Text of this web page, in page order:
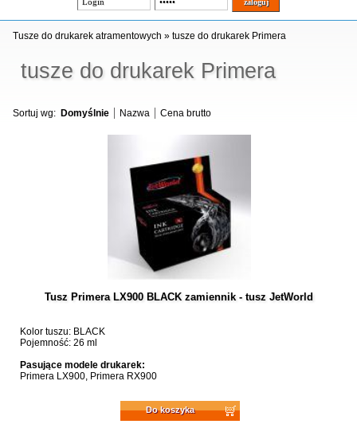
tusze do drukarek Primera
Tusze do drukarek atramentowych »tusze do drukarek Primera
Sortuj wg: Domyślnie Nazwa Cena brutto
Tusz Primera LX900 BLACK zamiennik - tusz JetWorld
Kolor tuszu: BLACK
Pojemność: 26 ml
Pasujące modele drukarek:
Primera LX900, Primera RX900
Do koszyka